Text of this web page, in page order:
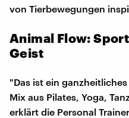
von Tierbewegungen
Animal Flow:
Geist
"Das ist ein
Mix aus Pilates, Yoga,
erklärt die Personal